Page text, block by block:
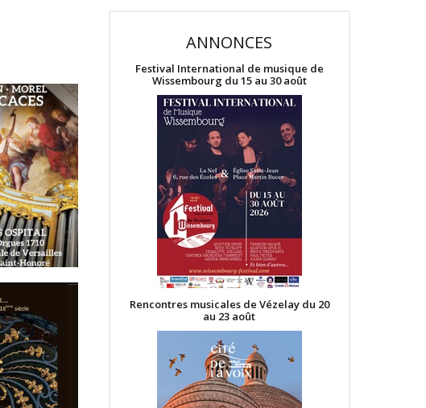
ANNONCES
Festival International de musique de
Wissembourg du 15 au 30 août
Rencontres musicales de Vézelay du 20
au 23 août